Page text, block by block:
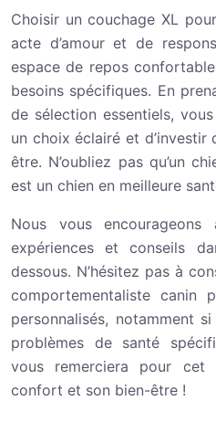
Choisir un couchage XL
acte d’amour et de
espace de repos
besoins spécifiques. En
de sélection essentiels,
un choix éclairé et
être. N’oubliez pas qu’un
est un chien en meilleure
Nous vous
expériences et conseils
dessous. N’hésitez pas à
comportementaliste canin
personnalisés, notamment
problèmes de santé
vous remerciera pour cet
confort et son bien-être !